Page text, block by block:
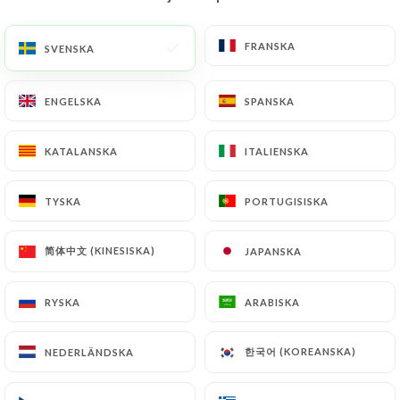
SVENSKA FRANSKA
ENGELSKA SPANSKA
KATALANSKA ITALIENSKA
TYSKA PORTUGISISKA
简体中文 (KINESISKA) JAPANSKA
RYSKA ARABISKA
NEDERLÄNDSKA 한국어 (KOREANSKA)
/
Kontakt
SVENSKA FRANSKA
ENGELSKA SPANSKA
KATALANSKA ITALIENSKA
TYSKA PORTUGISISKA
简体中文 (KINESISKA) JAPANSKA
RYSKA ARABISKA
NEDERLÄNDSKA 한국어 (KOREANSKA)